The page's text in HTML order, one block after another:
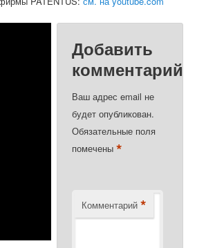
Добавить
комментарий
Ваш адрес email не
будет опубликован.
Обязательные поля
помечены*
Комментарий *